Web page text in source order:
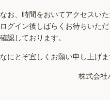
なお、時間をおいてアクセスいた
ログイン後しばらくお待ちいた
確認しております。
なにとぞ宜しくお願い申し上げま
株式会社